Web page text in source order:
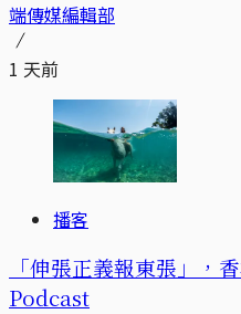
端傳媒編輯部
1 天前
播客
「伸張正義報東張」，
Podcast